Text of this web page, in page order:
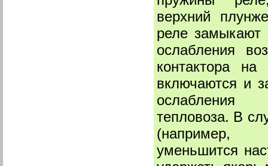
верхний
реле
ослабления
контактора
включаются и
ослабления
тепловоза. В
(например,
уменьшится